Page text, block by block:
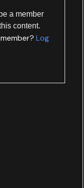
a member
content.
Log